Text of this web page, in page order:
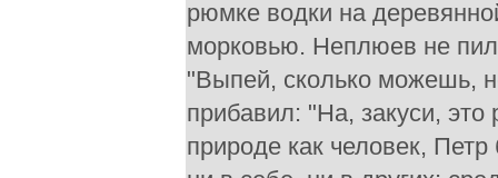
рюмке водки на
морковью. Неплюев не пил
"Выпей, сколько можешь,
прибавил: "На, закуси,
природе как человек,